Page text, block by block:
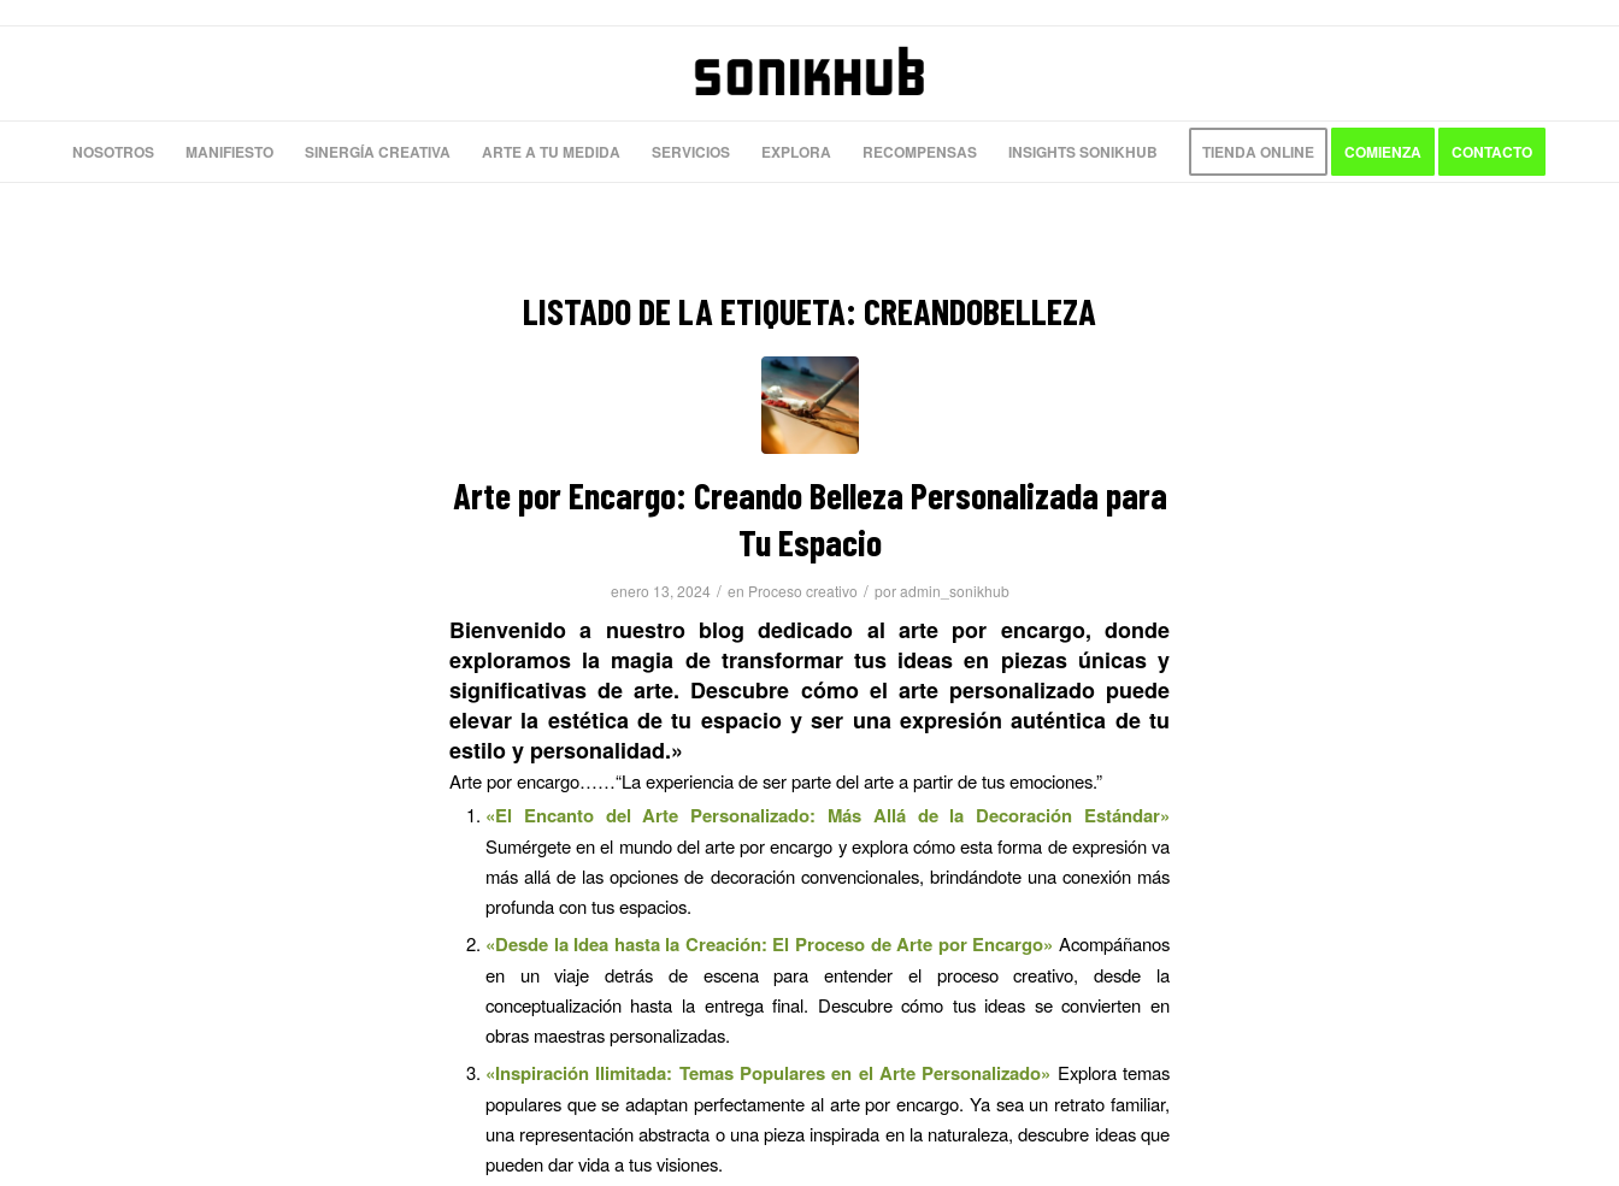
NOSOTROS MANIFIESTO SINERGÍA CREATIVA ARTE A TU MEDIDA SERVICIOS EXPLORA RECOMPENSAS INSIGHTS SONIKHUB TIENDA ONLINE COMIENZA CONTACTO
LISTADO DE LA ETIQUETA: CREANDOBELLEZA
Arte por Encargo: Creando Belleza Personalizada para
Tu Espacio
enero 13, 2024 / en Proceso creativo / poradmin_sonikhub
Bienvenido a nuestro blog dedicado al arte por encargo, donde
exploramos la magia de transformar tus ideas en piezas únicas y
significativas de arte. Descubre cómo el arte personalizado puede
elevar la estética de tu espacio y ser una expresión auténtica de tu
estilo y personalidad.»
Arte por encargo……“La experiencia de ser parte del arte a partir de tus emociones.”
«El Encanto del Arte Personalizado: Más Allá de la Decoración Estándar»
Sumérgete en el mundo del arte por encargo y explora cómo esta forma de expresión va
más allá de las opciones de decoración convencionales, brindándote una conexión más
profunda con tus espacios.
«Desde la Idea hasta la Creación: El Proceso de Arte por Encargo» Acompáñanos
en un viaje detrás de escena para entender el proceso creativo, desde la
conceptualización hasta la entrega final. Descubre cómo tus ideas se convierten en
obras maestras personalizadas.
«Inspiración Ilimitada: Temas Populares en el Arte Personalizado» Explora temas
populares que se adaptan perfectamente al arte por encargo. Ya sea un retrato familiar,
una representación abstracta o una pieza inspirada en la naturaleza, descubre ideas que
pueden dar vida a tus visiones.